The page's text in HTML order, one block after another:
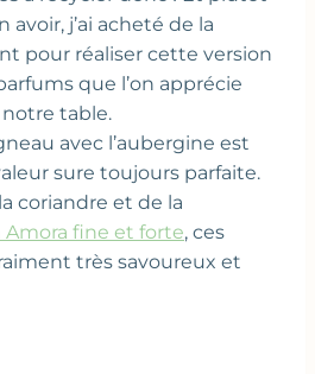
avoir, j’ai acheté de la
pour réaliser cette version
que l’on apprécie
table.
avec l’aubergine est
sure toujours parfaite.
coriandre et de la
fine et forte, ces
très savoureux et